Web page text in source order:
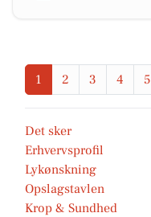
1 2 3 4 5
Det sker
Erhvervsprofil
Lykønskning
Opslagstavlen
Krop & Sundhed